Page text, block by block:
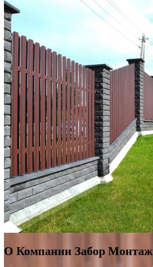
О Компании Забор Монтаж